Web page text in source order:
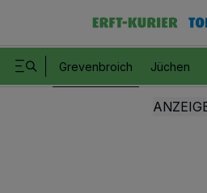
Grevenbroich Jüchen